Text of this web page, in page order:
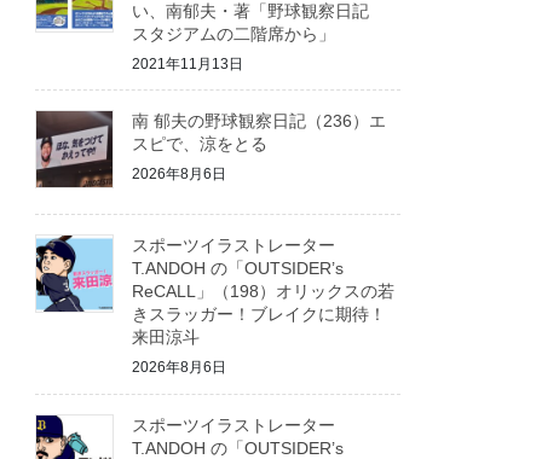
い、南郁夫・著「野球観察日記
スタジアムの二階席から」
2021年11月13日
南 郁夫の野球観察日記（236）エ
スピで、涼をとる
2026年8月6日
スポーツイラストレーター
T.ANDOH の「OUTSIDER’s
ReCALL」（198）オリックスの若
きスラッガー！ブレイクに期待！
来田涼斗
2026年8月6日
スポーツイラストレーター
T.ANDOH の「OUTSIDER’s